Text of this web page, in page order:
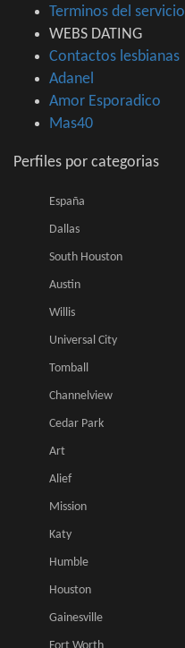
Terminos del servicio
WEBS DATING
Contactos lesbianas
Adanel
Amor Esporadico
Mas40
Perfiles por categorias
España
Dallas
South Houston
Austin
Willis
Universal City
Tomball
Channelview
Cedar Park
Art
Alief
Mission
Katy
Humble
Houston
Gainesville